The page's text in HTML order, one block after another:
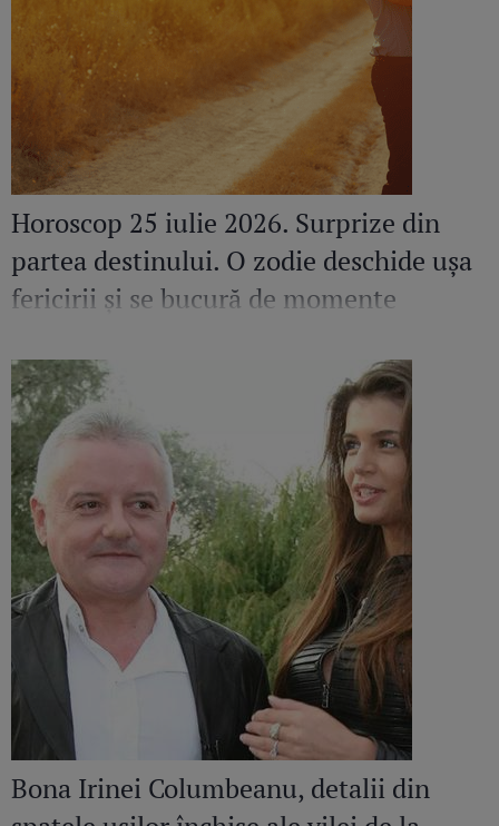
Horoscop 25 iulie 2026. Surprize din
partea destinului. O zodie deschide ușa
fericirii și se bucură de momente
Bona Irinei Columbeanu, detalii din